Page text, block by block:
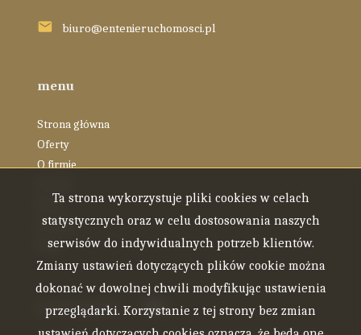
biuro@entenieruchomosci.pl
menu
Strona główna
Oferty
O firmie
Blog
Kontakt
Rodo
social.media Facebook
Facebook
Ta strona wykorzystuje pliki cookies w celach
statystycznych oraz w celu dostosowania naszych
serwisów do indywidualnych potrzeb klientów.
Zmiany ustawień dotyczących plików cookie można
dokonać w dowolnej chwili modyfikując ustawienia
przeglądarki. Korzystanie z tej strony bez zmian